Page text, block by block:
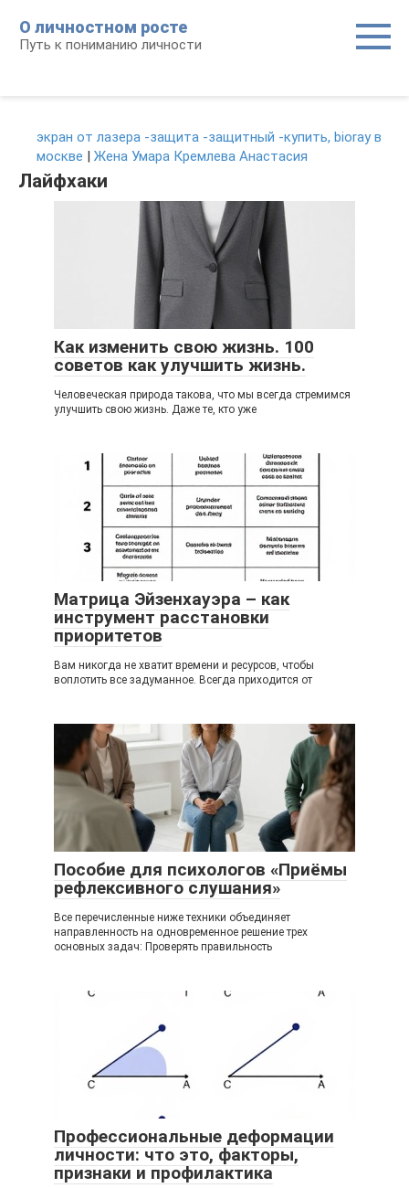
контенту
О личностном росте
Путь к пониманию личности
экран от лазера -защита -защитный -купить, bioray в
москве | Жена Умара Кремлева Анастасия
Лайфхаки
Как изменить свою жизнь. 100
советов как улучшить жизнь.
Человеческая природа такова, что мы всегда стремимся
улучшить свою жизнь. Даже те, кто уже
Матрица Эйзенхауэра – как
инструмент расстановки
приоритетов
Вам никогда не хватит времени и ресурсов, чтобы
воплотить все задуманное. Всегда приходится от
Пособие для психологов «Приёмы
рефлексивного слушания»
Все перечисленные ниже техники объединяет
направленность на одновременное решение трех
основных задач: Проверять правильность
Профессиональные деформации
личности: что это, факторы,
признаки и профилактика